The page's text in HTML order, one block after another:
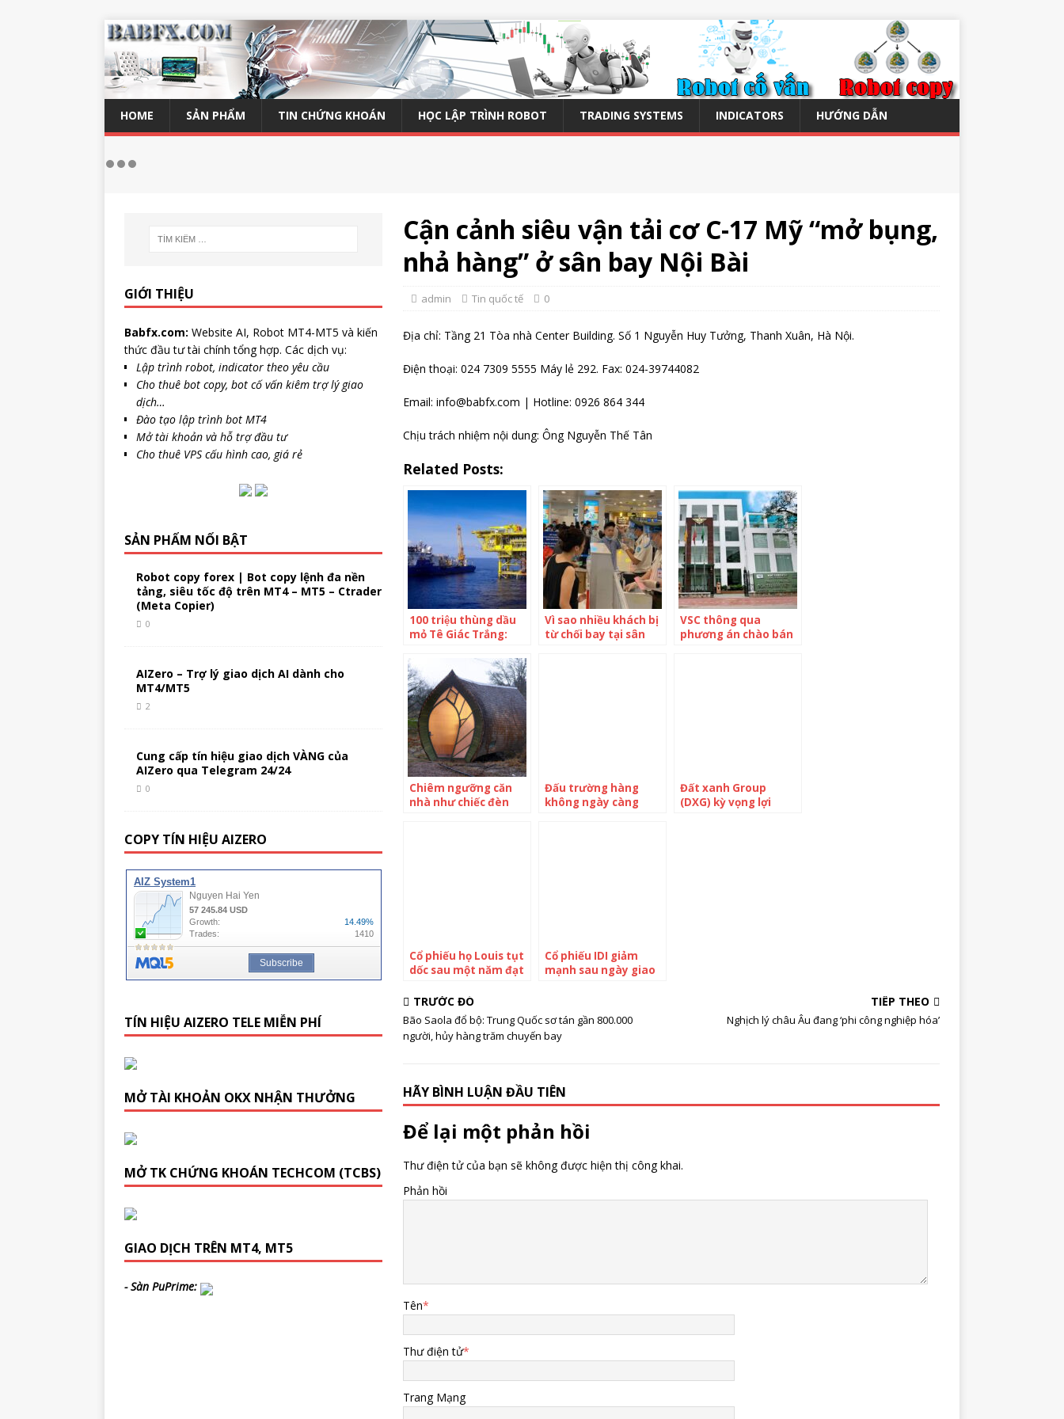
HOME SẢN PHẨM TIN CHỨNG KHOÁN HỌC LẬP TRÌNH ROBOT TRADING SYSTEMS INDICATORS HƯỚNG DẪN
Cận cảnh siêu vận tải cơ C-17 Mỹ “mở bụng,
nhả hàng” ở sân bay Nội Bài
admin Tin quốc tế 0
Địa chỉ: Tầng 21 Tòa nhà Center Building. Số 1 Nguyễn Huy Tưởng, Thanh Xuân, Hà Nội.
Điện thoại: 024 7309 5555 Máy lẻ 292. Fax: 024-39744082
Email: info@babfx.com | Hotline: 0926 864 344
Chịu trách nhiệm nội dung: Ông Nguyễn Thế Tân
Related Posts:
100 triệu thùng dầu
mỏ Tê Giác Trắng:
lược phát triển mỏ
ưu việt
Vì sao nhiều khách bị
từ chối bay tại sân
VSC thông qua
phương án chào bán
Chiêm ngưỡng căn
nhà như chiếc đèn
Đấu trường hàng
không ngày càng
Đất xanh Group
(DXG) kỳ vọng lợi
Cổ phiếu họ Louis tụt
dốc sau một năm đạt
Cổ phiếu IDI giảm
mạnh sau ngày giao
TRƯỚC ĐÓ
Bão Saola đổ bộ: Trung Quốc sơ tán gần 800.000
người, hủy hàng trăm chuyến bay
TIẾP THEO
Nghịch lý châu Âu đang ‘phi công nghiệp hóa’
HÃY BÌNH LUẬN ĐẦU TIÊN
Để lại một phản hồi
Thư điện tử của bạn sẽ không được hiện thị công khai.
Phản hồi
Tên*
Thư điện tử*
Trang Mạng
GIỚI THIỆU
Babfx.com: Website AI, Robot MT4-MT5 và kiến
thức đầu tư tài chính tổng hợp. Các dịch vụ:
Lập trình robot, indicator theo yêu cầu
Cho thuê bot copy, bot cố vấn kiêm trợ lý giao
dịch…
Đào tạo lập trình bot MT4
Mở tài khoản và hỗ trợ đầu tư
Cho thuê VPS cấu hình cao, giá rẻ
SẢN PHẨM NỔI BẬT
Robot copy forex | Bot copy lệnh đa nền
tảng, siêu tốc độ trên MT4 – MT5 – Ctrader
(Meta Copier)
0
AIZero – Trợ lý giao dịch AI dành cho
MT4/MT5
2
Cung cấp tín hiệu giao dịch VÀNG của
AIZero qua Telegram 24/24
0
COPY TÍN HIỆU AIZERO
TÍN HIỆU AIZERO TELE MIỄN PHÍ
MỞ TÀI KHOẢN OKX NHẬN THƯỞNG
MỞ TK CHỨNG KHOÁN TECHCOM (TCBS)
GIAO DỊCH TRÊN MT4, MT5
- Sàn PuPrime: